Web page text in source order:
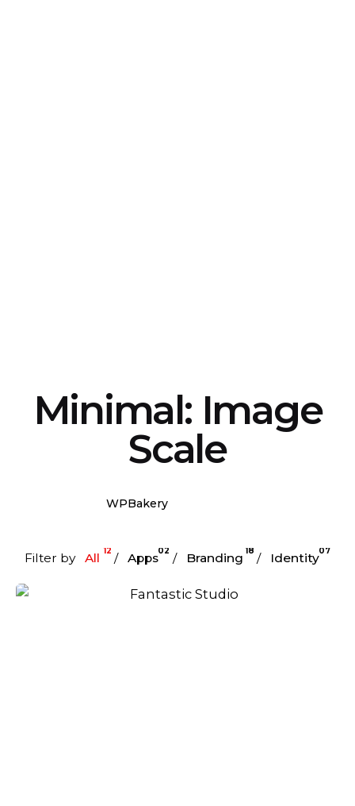
Minimal: Image
Scale
WPBakery
Filter by All
12
Apps
02
Branding
18
Identity
07